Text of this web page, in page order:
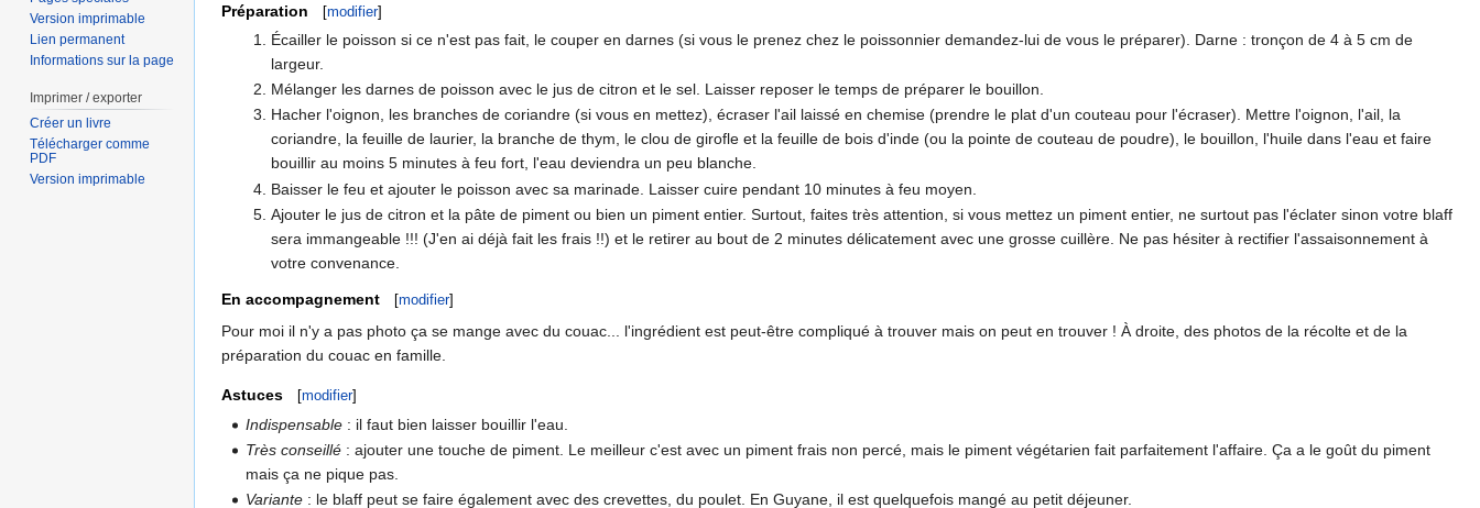
Préparation [modifier]
Écailler le poisson si ce n'est pas fait, le couper en darnes (si vous le prenez chez le poissonnier demandez-lui de vous le préparer). Darne : tronçon de 4 à 5 cm de
largeur.
Mélanger les darnes de poisson avec le jus de citron et le sel. Laisser reposer le temps de préparer le bouillon.
Hacher l'oignon, les branches de coriandre (si vous en mettez), écraser l'ail laissé en chemise (prendre le plat d'un couteau pour l'écraser). Mettre l'oignon, l'ail, la
coriandre, la feuille de laurier, la branche de thym, le clou de girofle et la feuille de bois d'inde (ou la pointe de couteau de poudre), le bouillon, l'huile dans l'eau et faire
bouillir au moins 5 minutes à feu fort, l'eau deviendra un peu blanche.
Baisser le feu et ajouter le poisson avec sa marinade. Laisser cuire pendant 10 minutes à feu moyen.
Ajouter le jus de citron et la pâte de piment ou bien un piment entier. Surtout, faites très attention, si vous mettez un piment entier, ne surtout pas l'éclater sinon votre blaff
sera immangeable !!! (J'en ai déjà fait les frais !!) et le retirer au bout de 2 minutes délicatement avec une grosse cuillère. Ne pas hésiter à rectifier l'assaisonnement à
votre convenance.
En accompagnement [modifier]
Pour moi il n'y a pas photo ça se mange avec du couac... l'ingrédient est peut-être compliqué à trouver mais on peut en trouver ! À droite, des photos de la récolte et de la
préparation du couac en famille.
Astuces [modifier]
Indispensable : il faut bien laisser bouillir l'eau.
Très conseillé : ajouter une touche de piment. Le meilleur c'est avec un piment frais non percé, mais le piment végétarien fait parfaitement l'affaire. Ça a le goût du piment
mais ça ne pique pas.
Variante : le blaff peut se faire également avec des crevettes, du poulet. En Guyane, il est quelquefois mangé au petit déjeuner.
Version imprimable
Lien permanent
Informations sur la page
Imprimer / exporter
Créer un livre
Télécharger comme
PDF
Version imprimable